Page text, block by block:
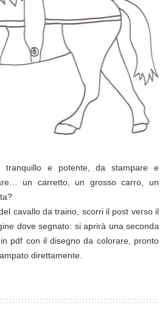
, tranquillo e potente, da stampare e
un carretto, un grosso carro, un
cavallo da traino, scorri il post verso il
dove segnato: si aprirà una seconda
pdf con il disegno da colorare, pronto
direttamente.